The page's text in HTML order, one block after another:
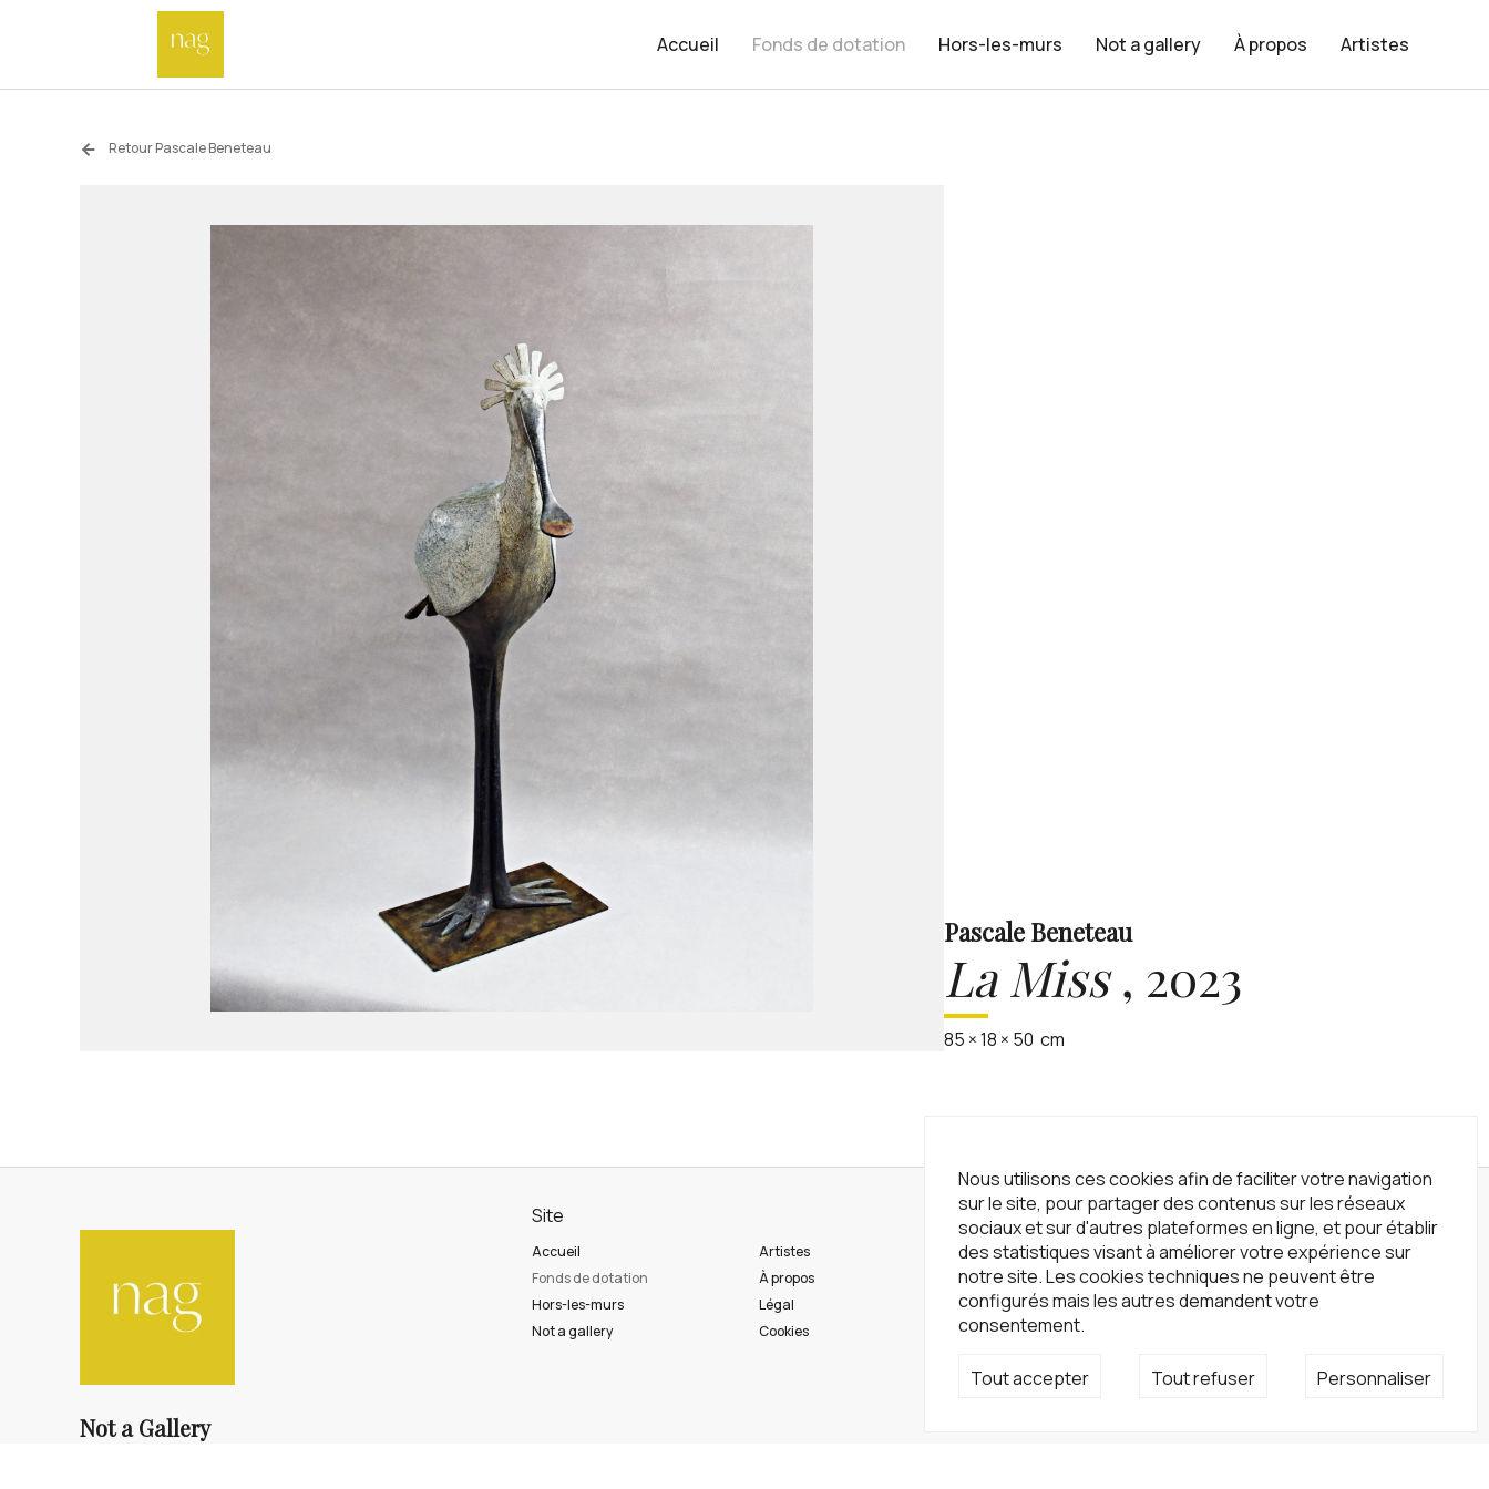
Nous utilisons ces cookies afin de faciliter votre navigation
sur le site, pour partager des contenus sur les réseaux
sociaux et sur d'autres plateformes en ligne, et pour établir
des statistiques visant à améliorer votre expérience sur
notre site. Les cookies techniques ne peuvent être
configurés mais les autres demandent votre
consentement.
Tout accepter Tout refuser Personnaliser
Accueil Fonds de dotation Hors-les-murs Not a gallery À propos Artistes
Retour Pascale Beneteau
Pascale Beneteau
La Miss, 2023
85 ×18 × 50 cm
Not a Gallery
Site
Accueil
Fonds de dotation
Hors-les-murs
Not a gallery
Artistes
À propos
Légal
Cookies
Newsletter
Inscrivez-vous à notre newsletter !
S'inscrire
Réseaux sociaux